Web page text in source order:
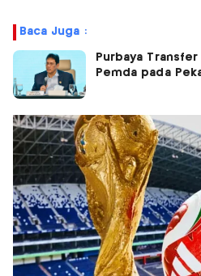
Baca Juga :
Purbaya
Pemda pada